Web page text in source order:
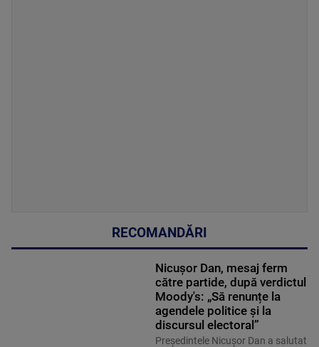
RECOMANDĂRI
Nicușor Dan, mesaj ferm
către partide, după verdictul
Moody's: „Să renunțe la
agendele politice şi la
discursul electoral”
Președintele Nicușor Dan a salutat